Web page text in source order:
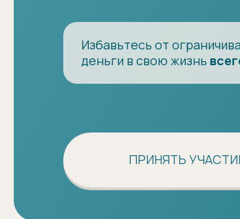
Избавьтесь от
деньги в свою жизнь
ПРИНЯТЬ